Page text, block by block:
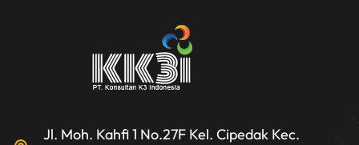
Jl. Moh. Kahfi 1 No.27F Kel. Cipedak Kec.